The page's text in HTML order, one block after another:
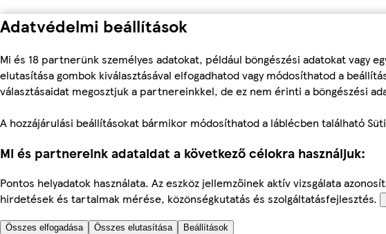
Adatvédelmi beállítások
Mi és 18 partnerünk személyes adatokat, például böngészési adatokat vagy
elutasítása gombok kiválasztásával elfogadhatod vagy módosíthatod a
választásaidat megosztjuk a partnereinkkel, de ez nem érinti a böngészési
A hozzájárulási beállításokat bármikor módosíthatod a láblécben található
Mi és partnereink adataidat a következő célokra használjuk:
Pontos helyadatok használata. Az eszköz jellemzőinek aktív vizsgálata
hirdetések és tartalmak mérése, közönségkutatás és szolgáltatásfejlesztés.
Összes elfogadása Összes elutasítása Beállítások